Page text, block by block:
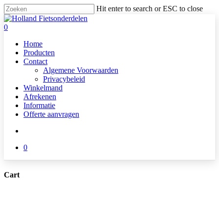
Skip
to
main
Hit enter to search or ESC to close
Close
Search
search
0
Home
Producten
Contact
Algemene Voorwaarden
Privacybeleid
Winkelmand
Afrekenen
Informatie
Offerte aanvragen
0
Cart